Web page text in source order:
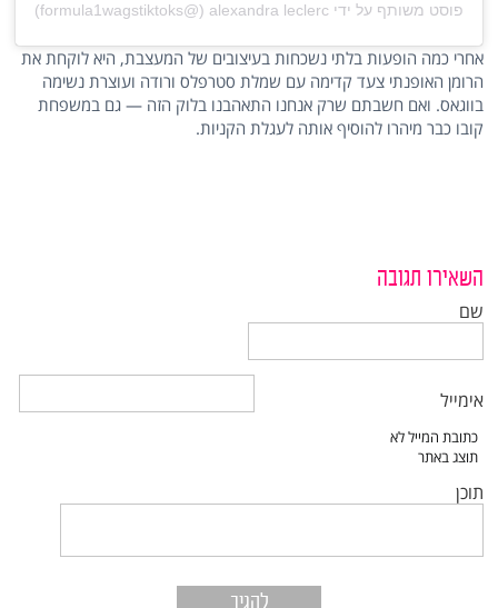
פוסט משותף על ידי ‏‎alexandra leclerc (@‏‎formula1wagstiktoks‎‏)
אחרי כמה הופעות בלתי נשכחות בעיצובים של המעצבת, היא לוקחת את
הרומן האופנתי צעד קדימה עם שמלת סטרפלס ורודה ועוצרת נשימה
בווגאס. ואם חשבתם שרק אנחנו התאהבנו בלוק הזה — גם במשפחת
קובו כבר מיהרו להוסיף אותה לעגלת הקניות.
השאירו תגובה
שם
אימייל
תוכן